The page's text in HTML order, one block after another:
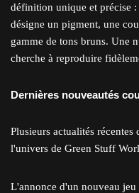
définition unique et précise
désigne un pigment, une
gamme de tons bruns. Une
cherche à reproduire
Dernières nouveautés
Plusieurs actualités
l'univers de Green Stuff
L'annonce d'un nouveau